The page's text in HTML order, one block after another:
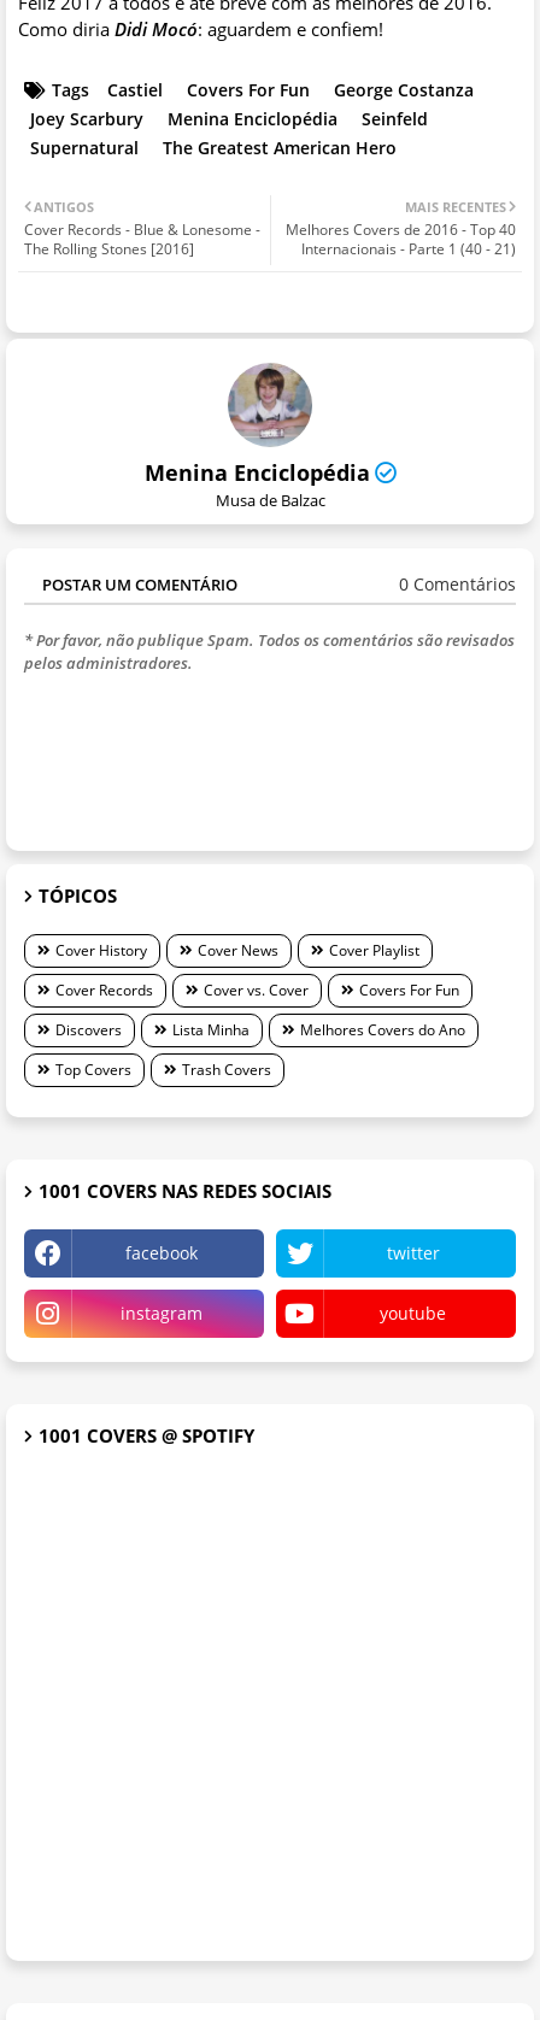
Como diria Didi Mocó: aguardem e confiem!
Tags Castiel Covers For Fun
George Costanza
Joey Scarbury
Menina Enciclopédia
Seinfeld
Supernatural
The Greatest American Hero
MAIS RECENTES
Melhores Covers de 2016 - Top 40
Internacionais - Parte 1 (40 - 21)
ANTIGOS
Cover Records - Blue & Lonesome -
The Rolling Stones [2016]
Menina Enciclopédia
Musa de Balzac
POSTAR UM COMENTÁRIO 0 Comentários
* Por favor, não publique Spam. Todos os comentários são revisados
pelos administradores.
TÓPICOS
Cover History Cover News
Cover Playlist
Cover Records
Cover vs. Cover
Covers For Fun
Discovers
Lista Minha
Melhores Covers do Ano
Top Covers
Trash Covers
1001 COVERS NAS REDES SOCIAIS
facebook twitter
instagram youtube
1001 COVERS @ SPOTIFY